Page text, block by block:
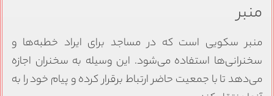
منبر
منبر سکویی است که در مساجد برای ایراد خطبه‌ها و
سخنرانی‌ها استفاده می‌شود. این وسیله به سخنران اجازه
می‌دهد تا با جمعیت حاضر ارتباط برقرار کرده و پیام خود را به